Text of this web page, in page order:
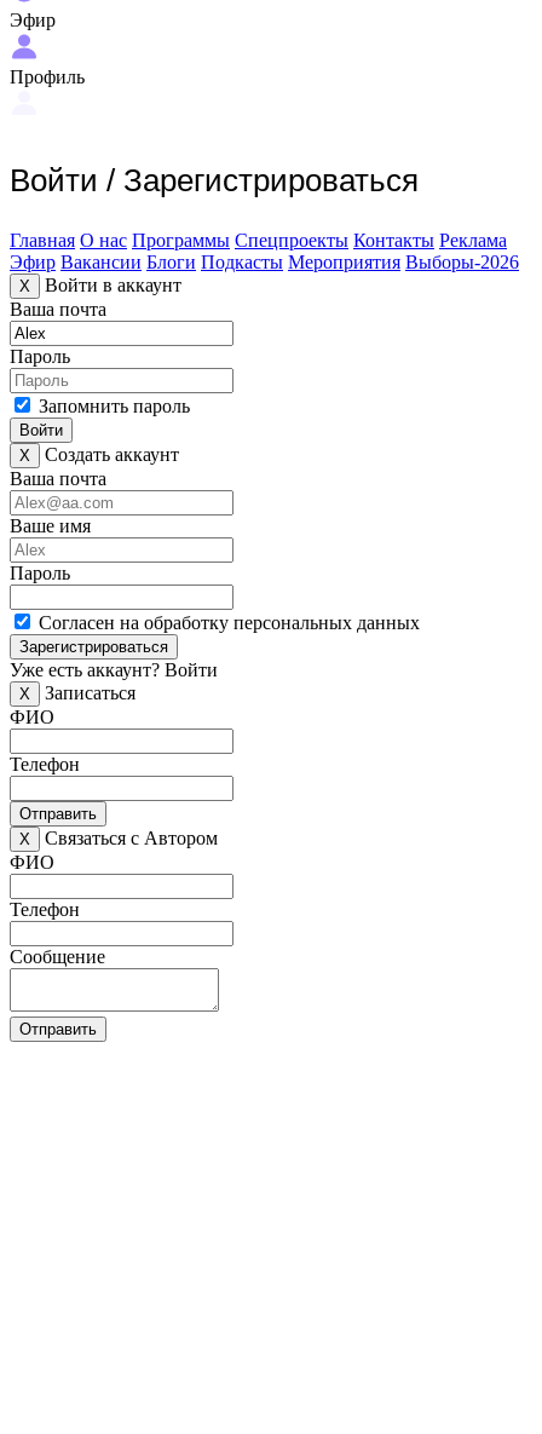
Эфир
Профиль
Войти / Зарегистрироваться
Главная О нас Программы Спецпроекты Контакты Реклама
Эфир Вакансии Блоги Подкасты Мероприятия Выборы-2026
X
Войти в аккаунт
Ваша почта
Пароль
Запомнить пароль
Войти
X
Создать аккаунт
Ваша почта
Ваше имя
Пароль
Согласен на обработку персональных данных
Зарегистрироваться
Уже есть аккаунт? Войти
X
Записаться
ФИО
Телефон
Отправить
X
Связаться с Автором
ФИО
Телефон
Сообщение
Отправить